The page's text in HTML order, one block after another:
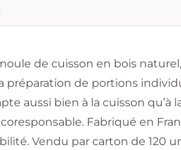
de cuisson en bois
de portions
aussi bien à la cuisson
Fabriqué en
Vendu par carton de 120